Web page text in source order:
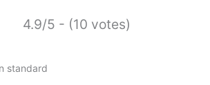
4.9/5 - (10 votes)